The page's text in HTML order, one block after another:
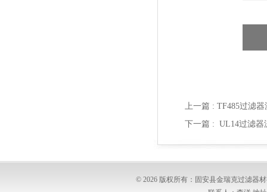
上一篇 : TF485过滤
下一篇 : UL14过滤器
© 2026 版权所有：固安县金瑞克过滤器